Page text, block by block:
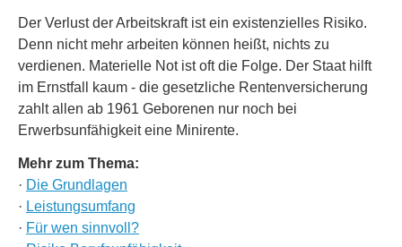
Der Verlust der Arbeitskraft ist ein existenzielles Risiko.
Denn nicht mehr arbeiten können heißt, nichts zu
verdienen. Materielle Not ist oft die Folge. Der Staat hilft
im Ernstfall kaum - die gesetzliche Rentenversicherung
zahlt allen ab 1961 Geborenen nur noch bei
Erwerbsunfähigkeit eine Minirente.
Mehr zum Thema:
· Die Grundlagen
· Leistungsumfang
· Für wen sinnvoll?